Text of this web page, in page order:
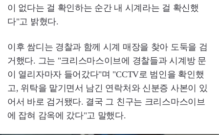
이 없다는 걸 확인하는 순간 내 시계라는 걸 확신했
다"고 밝혔다.
이후 쌈디는 경찰과 함께 시계 매장을 찾아 도둑을 검
거했다. 그는 "크리스마스이브에 경찰들과 시계방 문
이 열리자마자 들어갔다"며 "CCTV로 범인을 확인했
고, 위탁을 맡기면서 남긴 연락처와 신분증 사본이 있
어서 바로 검거됐다. 결국 그 친구는 크리스마스이브
에 잡혀 감옥에 갔다"고 말했다.